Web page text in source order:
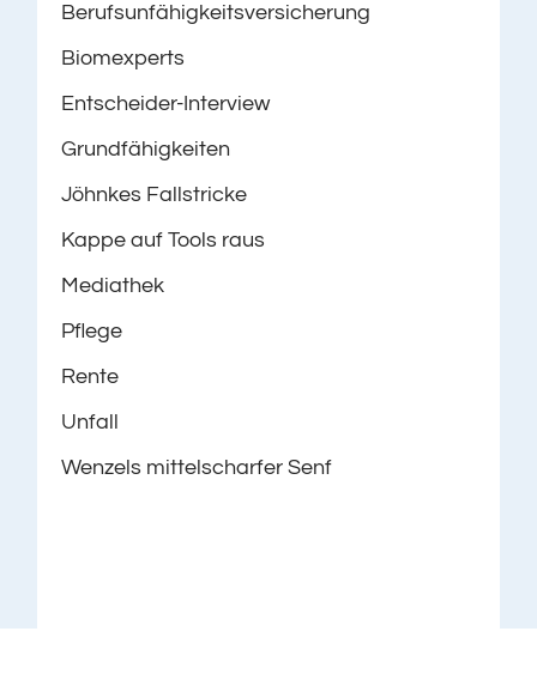
Berufsunfähigkeitsversicherung
Biomexperts
Entscheider-Interview
Grundfähigkeiten
Jöhnkes Fallstricke
Kappe auf Tools raus
Mediathek
Pflege
Rente
Unfall
Wenzels mittelscharfer Senf